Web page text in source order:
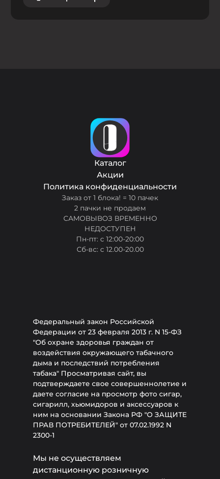
Каталог
Акции
Политика конфиденциальности
Заказ от 1 блока! = 10 пачек
2 пачки не продаем
САМОВЫВОЗ ВРЕМЕННО
НЕДОСТУПЕН
Пн-пт: с 12:00-20:00
Сб-вс: с 12.00-20.00
Федеральный закон Российской
Федерации от 23 февраля 2013 г. N 15-ФЗ
"Об охране здоровья граждан от
воздействия окружающего табачного
дыма и последствий потребления
табака" Просматривая сайт, вы
подтверждаете свое совершеннолетие и
даете согласие на просмотр фото сигар,
сигарилл, хьюмидоров и аксессуаров к
ним на основании Закона РФ "О ЗАЩИТЕ
ПРАВ ПОТРЕБИТЕЛЕЙ" от 07.02.1992 N
2300-1
Мы не осуществляем
дистанционную розничную